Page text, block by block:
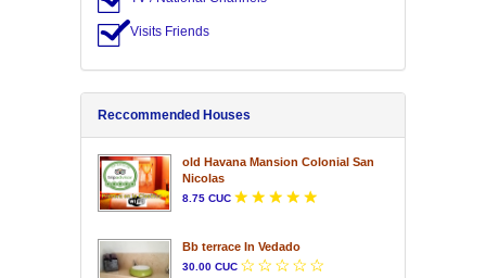
Visits Friends
Reccommended Houses
old Havana Mansion Colonial San
Nicolas
8.75 CUC
Bb terrace In Vedado
30.00 CUC